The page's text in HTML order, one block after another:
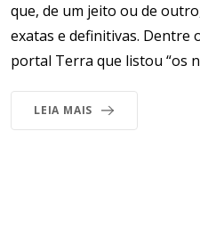
que, de um jeito ou de
exatas e definitivas. Dentre
portal Terra que listou “os
LEIA MAIS